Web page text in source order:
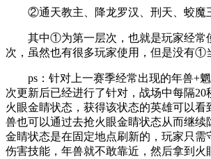
②通天教主、降龙罗汉、刑天、蛟魔
其中①为第一层次，也就是玩家经常
次，虽然也有很多玩家使用，但是没有①
ps：针对上一赛季经常出现的年兽+魍
次更新后已经进行了针对，战场中每隔20
火眼金睛状态，获得该状态的英雄可以看
兽也可以通过去抢火眼金睛状态从而继续
金睛状态是在固定地点刷新的，玩家只需
伤害技能，年兽就不敢靠近，然后拿到火